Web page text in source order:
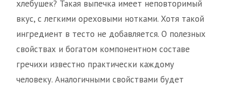
хлебушек? Такая выпечка имеет неповторимый
вкус, с легкими ореховыми нотками. Хотя такой
ингредиент в тесто не добавляется. О полезных
свойствах и богатом компонентном составе
гречихи известно практически каждому
человеку. Аналогичными свойствами будет